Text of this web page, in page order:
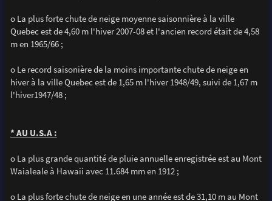
o La plus forte chute de neige moyenne saisonnière à la ville
Quebec est de 4,60 m l'hiver 2007-08 et l'ancien record était de 4,58
m en 1965/66 ;
o Le record saisonière de la moins importante chute de neige en
hiver à la ville Quebec est de 1,65 m l'hiver 1948/49, suivi de 1,67 m
l'hiver1947/48 ;
* AU U.S.A :
o La plus grande quantité de pluie annuelle enregistrée est au Mont
Waialeale à Hawaii avec 11.684 mm en 1912 ;
o La plus forte chute de neige en une année est de 31,10 m au Mont